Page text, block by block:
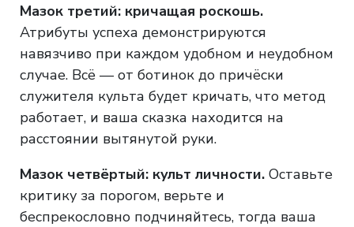
Мазок третий: кричащая роскошь.
Атрибуты успеха демонстрируются
навязчиво при каждом удобном и неудобном
случае. Всё — от ботинок до причёски
служителя культа будет кричать, что метод
работает, и ваша сказка находится на
расстоянии вытянутой руки.
Мазок четвёртый: культ личности. Оставьте
критику за порогом, верьте и
беспрекословно подчиняйтесь, тогда ваша